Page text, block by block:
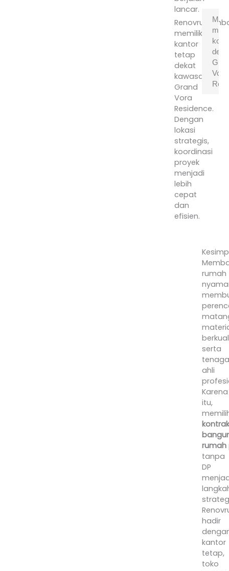
lancar.
memiliki
kantor
tetap
dekat
kawasan
Grand
Vora
Residence.
Dengan
lokasi
strategis,
koordinasi
proyek
menjadi
lebih
cepat
dan
efisien.
Vora
rumah
serta
tenaga
ahli
Karena
itu,
rumah
tanpa
DP
hadir
kantor
tetap,
toko